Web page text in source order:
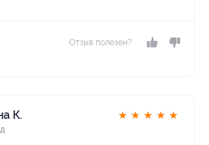
Отзыв полезен?
К. ★ ★ ★ ★ ★